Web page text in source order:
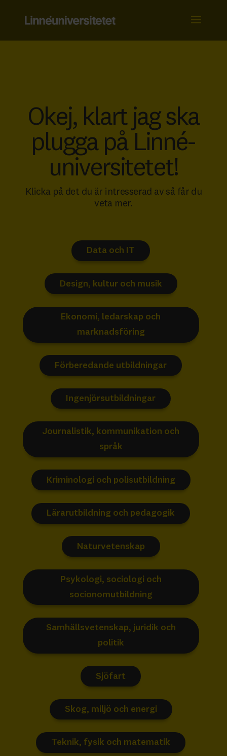
content
Okej, klart­ jag ska
plugga på Linné­
universitetet!
Klicka på det du är intresserad av så får du
veta mer.
Data och IT
Design, kultur och musik
Ekonomi, ledarskap och
marknadsföring
Förberedande utbildningar
Ingenjörsutbildningar
Journalistik, kommunikation och
språk
Kriminologi och polisutbildning
Lärarutbildning och pedagogik
Naturvetenskap
Psykologi, sociologi och
socionomutbildning
Samhällsvetenskap, juridik och
politik
Sjöfart
Skog, miljö och energi
Teknik, fysik och matematik